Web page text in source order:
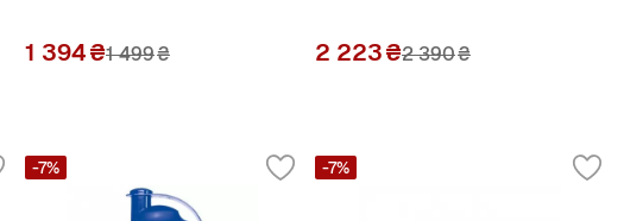
1 394₴1 499₴ 2 223₴2 390₴
-7% -7%